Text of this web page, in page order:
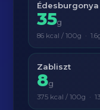
Édesburgonya
35g
86 kcal / 100g ·
Zabliszt
8g
375 kcal / 100g ·